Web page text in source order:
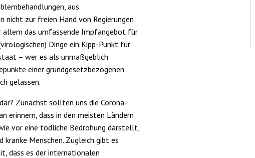
aus
nicht zur freien Hand von Regierungen
das umfassende Impfangebot für
Dinge ein Kipp-Punkt für
– wer es als unmaßgeblich
einer grundgesetzbezogenen
gelassen.
Zunächst sollten uns die Corona-
erinnern, dass in den meisten Ländern
vor eine tödliche Bedrohung darstellt,
Menschen. Zugleich gibt es
dass es der internationalen